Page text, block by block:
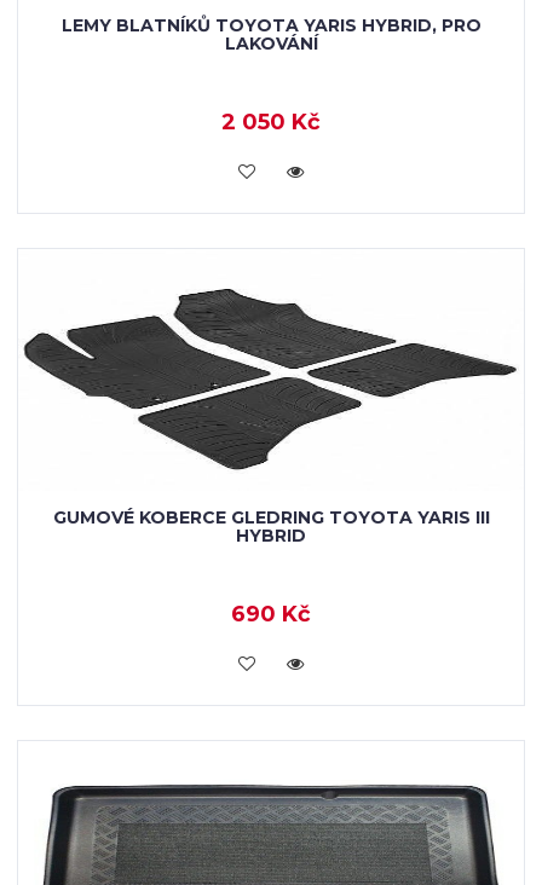
LEMY BLATNÍKŮ TOYOTA YARIS HYBRID, PRO
LAKOVÁNÍ
2 050 Kč
KOUPIT
GUMOVÉ KOBERCE GLEDRING TOYOTA YARIS III
HYBRID
690 Kč
KOUPIT